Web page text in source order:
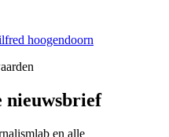
hoogendoorn
nieuwsbrief
en alle